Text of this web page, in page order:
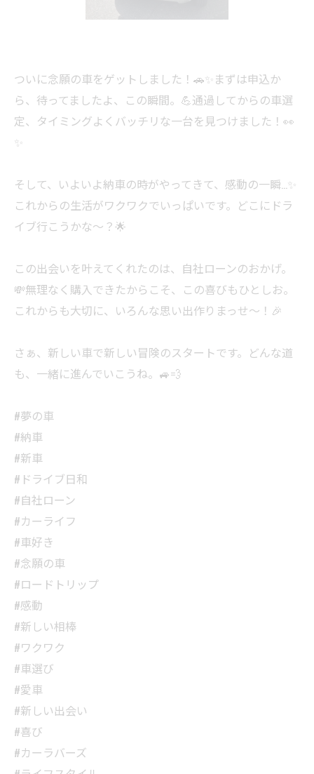
ついに念願の車をゲットしました！🚗✨まずは申込か
ら、待ってましたよ、この瞬間。💪通過してからの車選
定、タイミングよくバッチリな一台を見つけました！👀
そして、いよいよ納車の時がやってきて、感動の一瞬…✨
これからの生活がワクワクでいっぱいです。どこにドラ
イブ行こうかな〜？🌟
この出会いを叶えてくれたのは、自社ローンのおかげ。
💸無理なく購入できたからこそ、この喜びもひとしお。
これからも大切に、いろんな思い出作りまっせ〜！🎉
さぁ、新しい車で新しい冒険のスタートです。どんな道
も、一緒に進んでいこうね。🚙💨
#夢の車
#納車
#新車
#ドライブ日和
#自社ローン
#カーライフ
#車好き
#念願の車
#ロードトリップ
#感動
#新しい相棒
#ワクワク
#車選び
#愛車
#新しい出会い
#喜び
#カーラバーズ